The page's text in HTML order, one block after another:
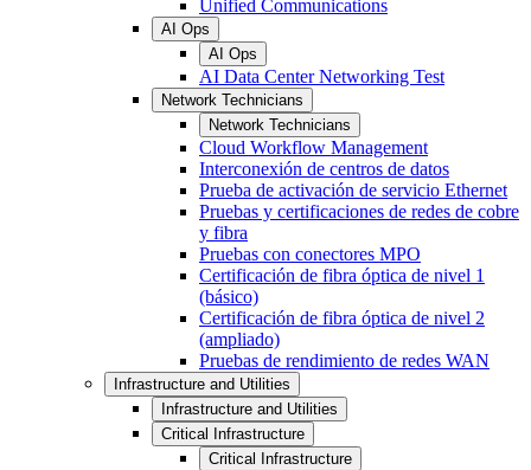
Unified Communications
AI Ops
AI Ops
AI Data Center Networking Test
Network Technicians
Network Technicians
Cloud Workflow Management
Interconexión de centros de datos
Prueba de activación de servicio Ethernet
Pruebas y certificaciones de redes de cobre
y fibra
Pruebas con conectores MPO
Certificación de fibra óptica de nivel 1
(básico)
Certificación de fibra óptica de nivel 2
(ampliado)
Pruebas de rendimiento de redes WAN
Infrastructure and Utilities
Infrastructure and Utilities
Critical Infrastructure
Critical Infrastructure